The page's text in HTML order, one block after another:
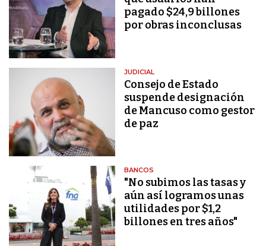
pagado $24,9 billones
por obras inconclusas
JUDICIAL
Consejo de Estado
suspende designación
de Mancuso como gestor
de paz
BANCOS
"No subimos las tasas y
aún así logramos unas
utilidades por $1,2
billones en tres años"